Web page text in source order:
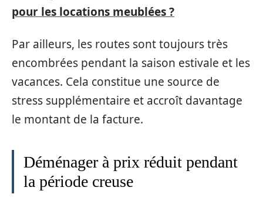
pour les locations meublées ?
Par ailleurs, les routes sont toujours très
encombrées pendant la saison estivale et les
vacances. Cela constitue une source de
stress supplémentaire et accroît davantage
le montant de la facture.
Déménager à prix réduit pendant
la période creuse